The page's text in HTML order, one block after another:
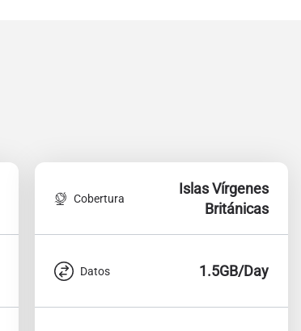
Cobertura
Islas Vírgenes
Británicas
Datos 1.5GB/Day